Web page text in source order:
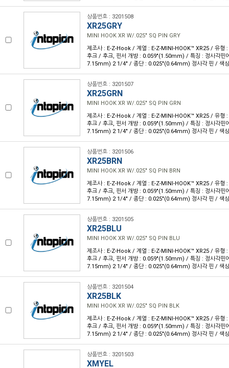
상품번호 : 3201508
XR25GRY
MINI HOOK XR W/.025" SQ PIN GRY
제조사 : E-Z-Hook / 계열 : E-Z-MINI-HOOK™ XR25 / 유형
후크 / 후크, 핀서 개방 : 0.059"(1.50mm) / 특징 : 정사각핀
7.15mm) 2 1/4" / 종단 : 0.025"(0.64mm) 정사각 핀 / 색
상품번호 : 3201507
XR25GRN
MINI HOOK XR W/.025" SQ PIN GRN
제조사 : E-Z-Hook / 계열 : E-Z-MINI-HOOK™ XR25 / 유형
후크 / 후크, 핀서 개방 : 0.059"(1.50mm) / 특징 : 정사각핀
7.15mm) 2 1/4" / 종단 : 0.025"(0.64mm) 정사각 핀 / 색
상품번호 : 3201506
XR25BRN
MINI HOOK XR W/.025" SQ PIN BRN
제조사 : E-Z-Hook / 계열 : E-Z-MINI-HOOK™ XR25 / 유형
후크 / 후크, 핀서 개방 : 0.059"(1.50mm) / 특징 : 정사각핀
7.15mm) 2 1/4" / 종단 : 0.025"(0.64mm) 정사각 핀 / 색
상품번호 : 3201505
XR25BLU
MINI HOOK XR W/.025" SQ PIN BLU
제조사 : E-Z-Hook / 계열 : E-Z-MINI-HOOK™ XR25 / 유형
후크 / 후크, 핀서 개방 : 0.059"(1.50mm) / 특징 : 정사각핀
7.15mm) 2 1/4" / 종단 : 0.025"(0.64mm) 정사각 핀 / 색
상품번호 : 3201504
XR25BLK
MINI HOOK XR W/.025" SQ PIN BLK
제조사 : E-Z-Hook / 계열 : E-Z-MINI-HOOK™ XR25 / 유형
후크 / 후크, 핀서 개방 : 0.059"(1.50mm) / 특징 : 정사각핀
7.15mm) 2 1/4" / 종단 : 0.025"(0.64mm) 정사각 핀 / 색
상품번호 : 3201503
XMYEL